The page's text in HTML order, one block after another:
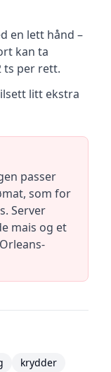
en lett hånd –
kan ta
ts per rett.
litt ekstra
passer
som for
Server
mais og et
krydder